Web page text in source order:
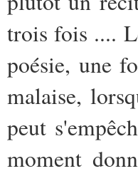
trois fois ....
poésie, une
malaise,
peut
moment